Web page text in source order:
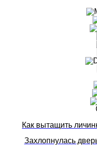
Как вытащить
Захлопнулась